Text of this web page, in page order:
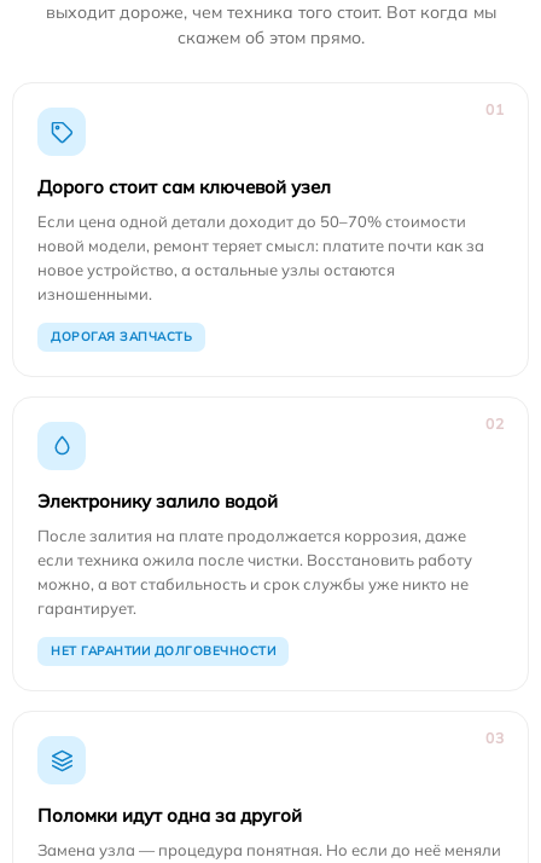
выходит дороже, чем техника того стоит. Вот когда мы
скажем об этом прямо.
01
Дорого стоит сам ключевой узел
Если цена одной детали доходит до 50–70% стоимости
новой модели, ремонт теряет смысл: платите почти как за
новое устройство, а остальные узлы остаются
изношенными.
ДОРОГАЯ ЗАПЧАСТЬ
02
Электронику залило водой
После залития на плате продолжается коррозия, даже
если техника ожила после чистки. Восстановить работу
можно, а вот стабильность и срок службы уже никто не
гарантирует.
НЕТ ГАРАНТИИ ДОЛГОВЕЧНОСТИ
03
Поломки идут одна за другой
Замена узла — процедура понятная. Но если до неё меняли